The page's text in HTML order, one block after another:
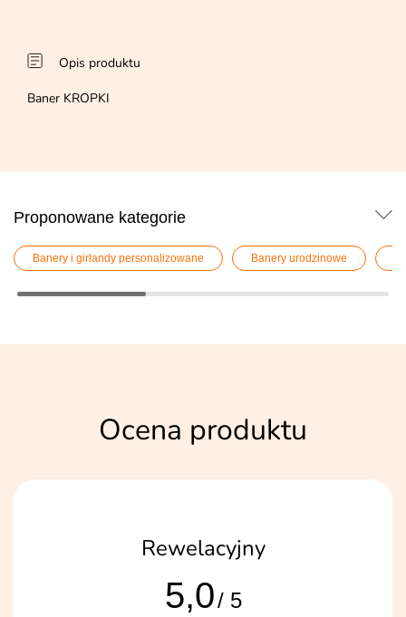
Opis produktu
Baner KROPKI
Proponowane kategorie
Banery i girlandy personalizowane Banery urodzinowe
Ocena produktu
Rewelacyjny
5,0/ 5